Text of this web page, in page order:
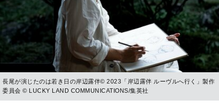
長尾が演じたのは若き日の岸辺露伴© 2023「岸辺露伴 ルーヴルへ行く」製作
委員会 © LUCKY LAND COMMUNICATIONS/集英社